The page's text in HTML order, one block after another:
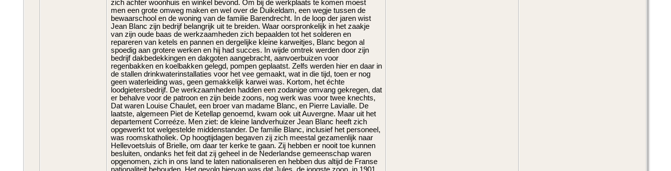
zich achter woonhuis en winkel bevond. Om bij de werkplaats te komen moest
men een grote omweg maken en wel over de Duikeldam, een wegje tussen de
bewaarschool en de woning van de familie Barendrecht. In de loop der jaren wist
Jean Blanc zijn bedrijf belangrijk uit te breiden. Waar oorspronkelijk in het zaakje
van zijn oude baas de werkzaamheden zich bepaalden tot het solderen en
repareren van ketels en pannen en dergelijke kleine karweitjes, Blanc begon al
spoedig aan grotere werken en hij had succes. In wijde omtrek werden door zijn
bedrijf dakbedekkingen en dakgoten aangebracht, aanvoerbuizen voor
regenbakken en koelbakken gelegd, pompen geplaatst. Zelfs werden hier en daar in
de stallen drinkwaterinstallaties voor het vee gemaakt, wat in die tijd, toen er nog
geen waterleiding was, geen gemakkelijk karwei was. Kortom, het échte
loodgietersbedrijf. De werkzaamheden hadden een zodanige omvang gekregen, dat
er behalve voor de patroon en zijn beide zoons, nog werk was voor twee knechts,
Dat waren Louise Chaulet, een broer van madame Blanc, en Pierre Lavialle. De
laatste, algemeen Piet de Ketellap genoemd, kwam ook uit Auvergne. Maar uit het
departement Correéze. Men ziet: de kleine landverhuizer Jean Blanc heeft zich
opgewerkt tot welgestelde middenstander. De familie Blanc, inclusief het personeel,
was roomskatholiek. Op hoogtijdagen begaven zij zich meestal gezamenlijk naar
Hellevoetsluis of Brielle, om daar ter kerke te gaan. Zij hebben er nooit toe kunnen
besluiten, ondanks het feit dat zij geheel in de Nederlandse gemeenschap waren
opgenomen, zich in ons land te laten nationaliseren en hebben dus altijd de Franse
nationaliteit behouden. Het gevolg hiervan was dat Jules, de jongste zoon, in 1901